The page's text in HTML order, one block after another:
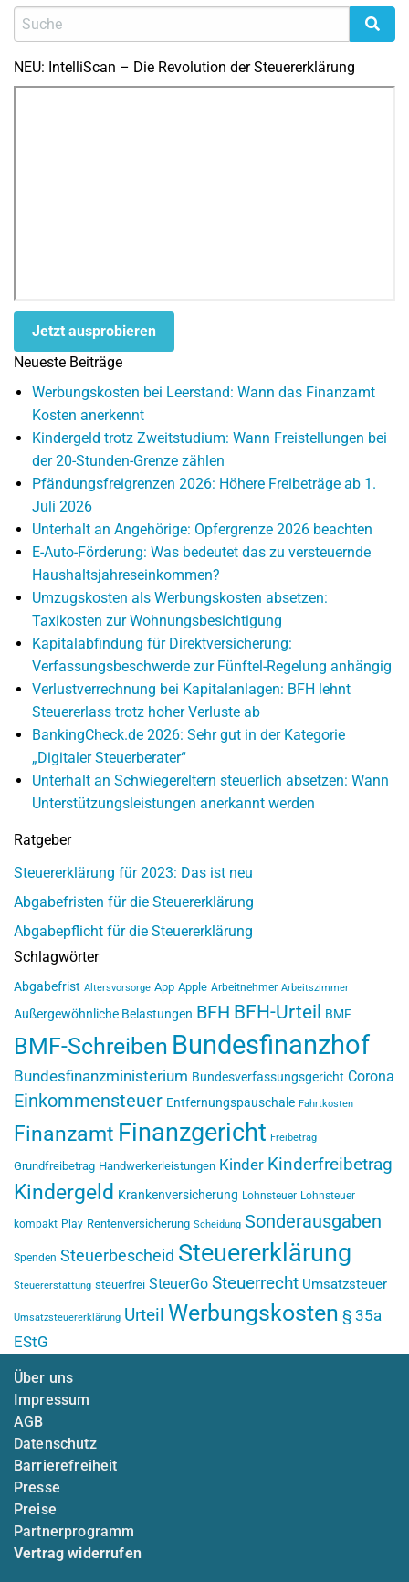
NEU: IntelliScan – Die Revolution der Steuererklärung
Jetzt ausprobieren
Neueste Beiträge
Werbungskosten bei Leerstand: Wann das Finanzamt
Kosten anerkennt
Kindergeld trotz Zweitstudium: Wann Freistellungen bei
der 20-Stunden-Grenze zählen
Pfändungsfreigrenzen 2026: Höhere Freibeträge ab 1.
Juli 2026
Unterhalt an Angehörige: Opfergrenze 2026 beachten
E-Auto-Förderung: Was bedeutet das zu versteuernde
Haushaltsjahreseinkommen?
Umzugskosten als Werbungskosten absetzen:
Taxikosten zur Wohnungsbesichtigung
Kapitalabfindung für Direktversicherung:
Verfassungsbeschwerde zur Fünftel-Regelung anhängig
Verlustverrechnung bei Kapitalanlagen: BFH lehnt
Steuererlass trotz hoher Verluste ab
BankingCheck.de 2026: Sehr gut in der Kategorie
„Digitaler Steuerberater“
Unterhalt an Schwiegereltern steuerlich absetzen: Wann
Unterstützungsleistungen anerkannt werden
Ratgeber
Steuererklärung für 2023: Das ist neu
Abgabefristen für die Steuererklärung
Abgabepflicht für die Steuererklärung
Schlagwörter
Abgabefrist Altersvorsorge App Apple Arbeitnehmer Arbeitszimmer
Außergewöhnliche Belastungen BFH BFH-Urteil BMF
BMF-Schreiben Bundesfinanzhof
Bundesfinanzministerium Bundesverfassungsgericht Corona
Einkommensteuer Entfernungspauschale Fahrtkosten
Finanzamt Finanzgericht Freibetrag
Grundfreibetrag Handwerkerleistungen Kinder Kinderfreibetrag
Kindergeld Krankenversicherung Lohnsteuer Lohnsteuer
kompakt Play Rentenversicherung Scheidung Sonderausgaben
Spenden Steuerbescheid Steuererklärung
Steuererstattung steuerfrei SteuerGo Steuerrecht Umsatzsteuer
Umsatzsteuererklärung Urteil Werbungskosten § 35a
EStG
Über uns
Impressum
AGB
Datenschutz
Barrierefreiheit
Presse
Preise
Partnerprogramm
Vertrag widerrufen